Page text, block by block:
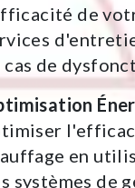
de
cas de
en
systèmes de